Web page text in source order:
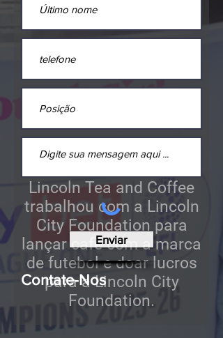
Lincoln Tea and Coffee
trabalhou com a Lincoln
City Foundation para
lançar café com a marca
de futebol e doar lucros
para a Lincoln City
Foundation.
Enviar
Contate-Nos